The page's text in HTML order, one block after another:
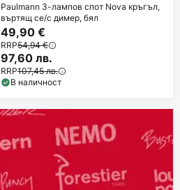
Paulmann 3-лампов спот Nova кръгъл,
въртящ се/с димер, бял
49,90 €
RRP54,94 €
97,60 лв.
RRP107,45 лв.
В наличност